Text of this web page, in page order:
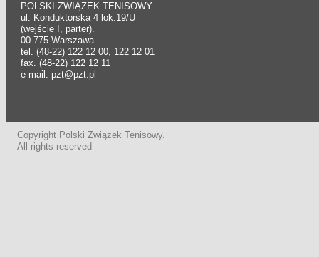
POLSKI ZWIĄZEK TENISOWY
ul. Konduktorska 4 lok.19/U
(wejście I, parter).
00-775 Warszawa
tel. (48-22) 122 12 00, 122 12 01
fax. (48-22) 122 12 11
e-mail: pzt@pzt.pl
Copyright Polski Związek Tenisowy.
All rights reserved